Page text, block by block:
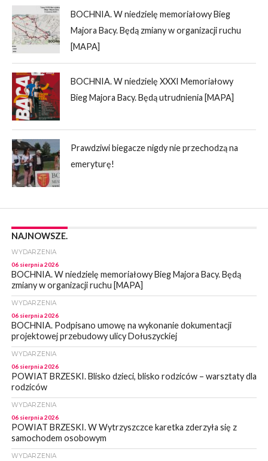
BOCHNIA. W niedzielę memoriałowy Bieg
Majora Bacy. Będą zmiany w organizacji ruchu
[MAPA]
BOCHNIA. W niedzielę XXXI Memoriałowy
Bieg Majora Bacy. Będą utrudnienia [MAPA]
Prawdziwi biegacze nigdy nie przechodzą na
emeryturę!
NAJNOWSZE.
WYDARZENIA
06 sierpnia 2026
BOCHNIA. W niedzielę memoriałowy Bieg Majora Bacy. Będą
zmiany w organizacji ruchu [MAPA]
WYDARZENIA
06 sierpnia 2026
BOCHNIA. Podpisano umowę na wykonanie dokumentacji
projektowej przebudowy ulicy Dołuszyckiej
WYDARZENIA
06 sierpnia 2026
POWIAT BRZESKI. Blisko dzieci, blisko rodziców – warsztaty dla
rodziców
WYDARZENIA
06 sierpnia 2026
POWIAT BRZESKI. W Wytrzyszczce karetka zderzyła się z
samochodem osobowym
WYDARZENIA